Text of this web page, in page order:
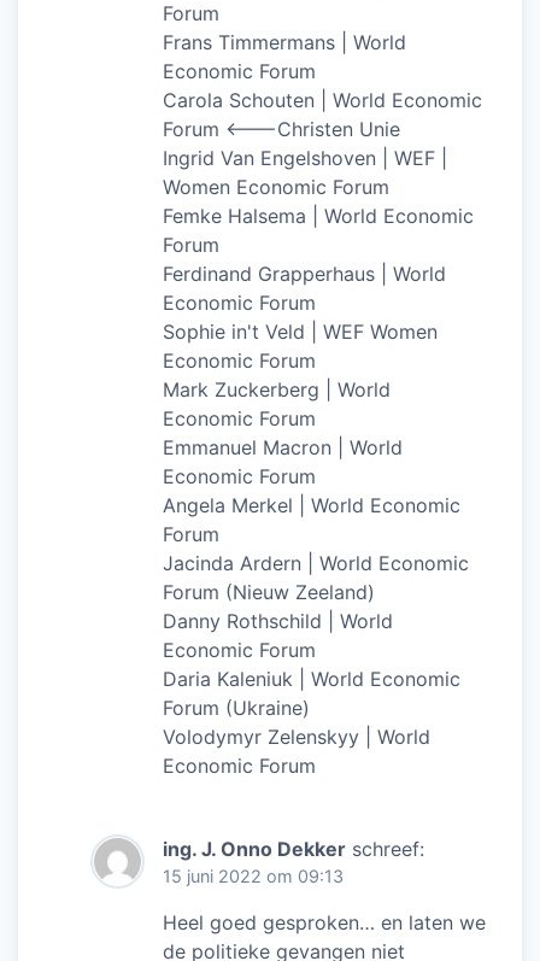
Forum
Frans Timmermans | World
Economic Forum
Carola Schouten | World Economic
Forum <——-Christen Unie
Ingrid Van Engelshoven | WEF |
Women Economic Forum
Femke Halsema | World Economic
Forum
Ferdinand Grapperhaus | World
Economic Forum
Sophie in't Veld | WEF Women
Economic Forum
Mark Zuckerberg | World
Economic Forum
Emmanuel Macron | World
Economic Forum
Angela Merkel | World Economic
Forum
Jacinda Ardern | World Economic
Forum (Nieuw Zeeland)
Danny Rothschild | World
Economic Forum
Daria Kaleniuk | World Economic
Forum (Ukraine)
Volodymyr Zelenskyy | World
Economic Forum
ing. J. Onno Dekker schreef:
15 juni 2022 om 09:13
Heel goed gesproken… en laten we
de politieke gevangen niet